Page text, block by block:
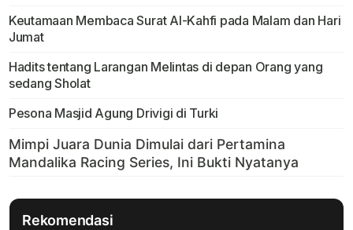
Keutamaan Membaca Surat Al-Kahfi pada Malam dan Hari
Jumat
Hadits tentang Larangan Melintas di depan Orang yang
sedang Sholat
Pesona Masjid Agung Drivigi di Turki
Rekomendasi